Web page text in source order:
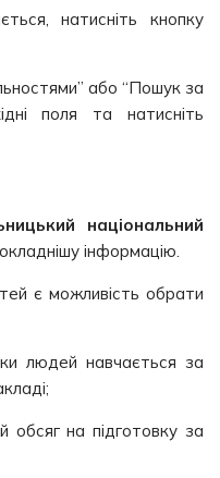
натисніть кнопку
або “Пошук за
поля та натисніть
національний
інформацію.
є можливість обрати
людей навчається за
обсяг на підготовку за